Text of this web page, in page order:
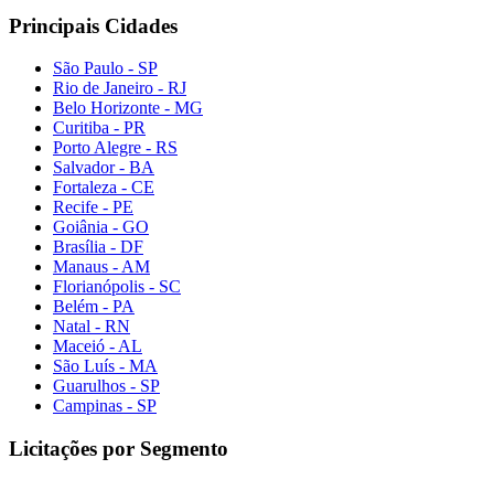
Principais Cidades
São Paulo - SP
Rio de Janeiro - RJ
Belo Horizonte - MG
Curitiba - PR
Porto Alegre - RS
Salvador - BA
Fortaleza - CE
Recife - PE
Goiânia - GO
Brasília - DF
Manaus - AM
Florianópolis - SC
Belém - PA
Natal - RN
Maceió - AL
São Luís - MA
Guarulhos - SP
Campinas - SP
Licitações por Segmento